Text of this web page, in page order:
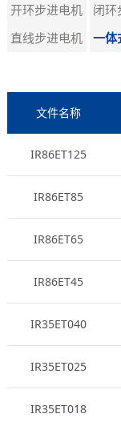
开环步进电机 闭环
直线步进电机
一体
文件名称
IR86ET125
IR86ET85
IR86ET65
IR86ET45
IR35ET040
IR35ET025
IR35ET018